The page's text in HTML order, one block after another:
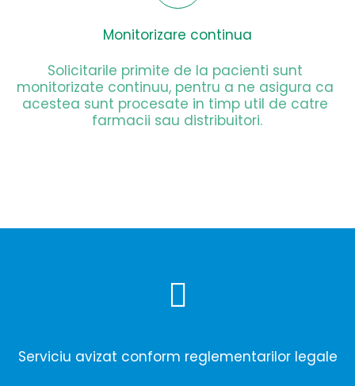
Monitorizare continua
Solicitarile primite de la pacienti sunt
monitorizate continuu, pentru a ne asigura ca
acestea sunt procesate in timp util de catre
farmacii sau distribuitori.
Serviciu avizat conform reglementarilor legale